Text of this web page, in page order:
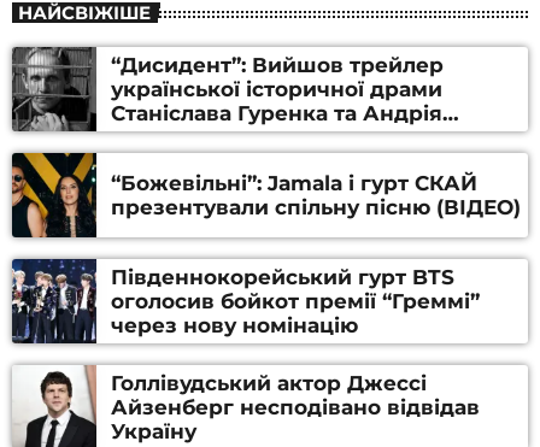
НАЙСВІЖІШЕ
“Дисидент”: Вийшов трейлер
української історичної драми
Станіслава Гуренка та Андрія
Алфьорова (ВІДЕО)
“Божевільні”: Jamala і гурт СКАЙ
презентували спільну пісню (ВІДЕО)
Південнокорейський гурт BTS
оголосив бойкот премії “Греммі”
через нову номінацію
Голлівудський актор Джессі
Айзенберг несподівано відвідав
Україну